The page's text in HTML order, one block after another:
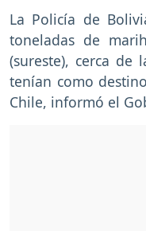
La Policía de
toneladas de
(sureste), cerca de
tenían como
Chile, informó el